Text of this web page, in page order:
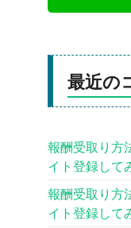
最近の
報酬受取り方
イト登録して
報酬受取り方
イト登録して